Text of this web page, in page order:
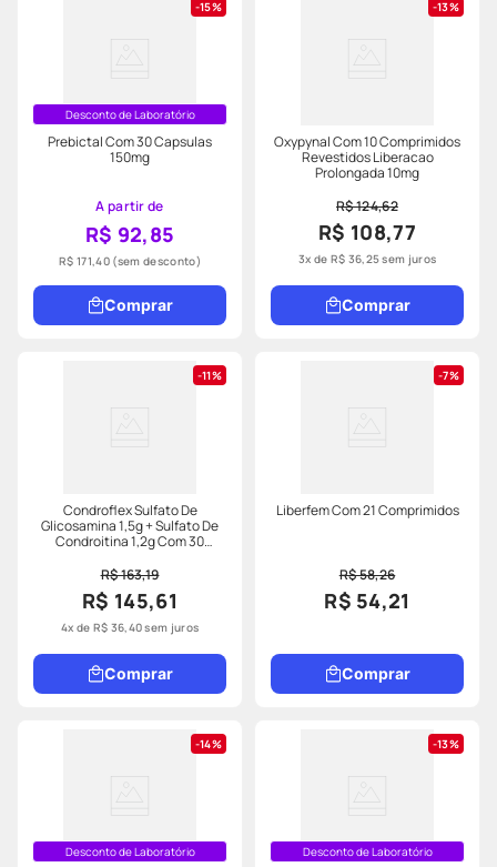
15%
Desconto de Laboratório
Prebictal Com 30 Capsulas
150mg
A partir de
R$ 92,85
R$ 171,40 (sem desconto)
Comprar
13%
Oxypynal Com 10 Comprimidos
Revestidos Liberacao
Prolongada 10mg
R$ 124,62
R$ 108,77
3x de R$ 36,25sem juros
Comprar
11%
Condroflex Sulfato De
Glicosamina 1,5g + Sulfato De
Condroitina 1,2g Com 30
R$ 163,19
R$ 145,61
4x de R$ 36,40sem juros
Comprar
7%
Liberfem Com 21 Comprimidos
R$ 58,26
R$ 54,21
Comprar
14%
Desconto de Laboratório
13%
Desconto de Laboratório